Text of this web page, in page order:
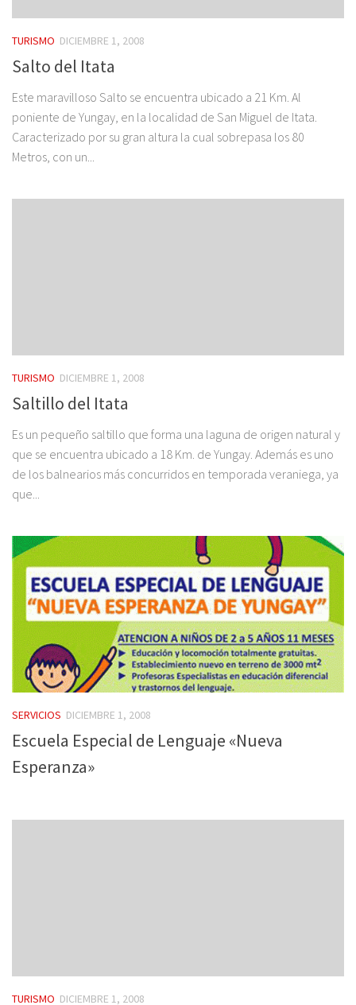
TURISMO DICIEMBRE 1, 2008
Salto del Itata
Este maravilloso Salto se encuentra ubicado a 21 Km. Al
poniente de Yungay, en la localidad de San Miguel de Itata.
Caracterizado por su gran altura la cual sobrepasa los 80
Metros, con un...
TURISMO DICIEMBRE 1, 2008
Saltillo del Itata
Es un pequeño saltillo que forma una laguna de origen natural y
que se encuentra ubicado a 18 Km. de Yungay. Además es uno
de los balnearios más concurridos en temporada veraniega, ya
que...
SERVICIOS DICIEMBRE 1, 2008
Escuela Especial de Lenguaje «Nueva
Esperanza»
TURISMO DICIEMBRE 1, 2008